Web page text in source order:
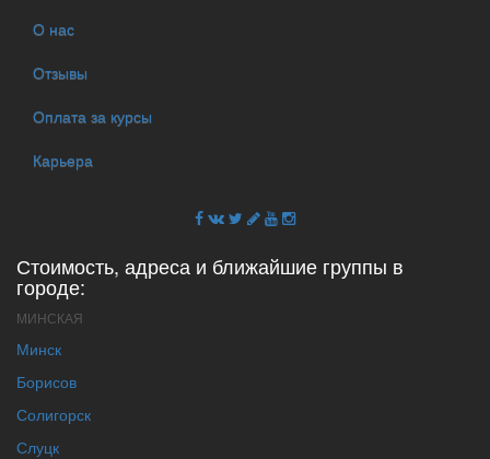
О нас
Отзывы
Оплата за курсы
Карьера
Стоимость, адреса и ближайшие группы в
городе:
МИНСКАЯ
Минск
Борисов
Солигорск
Слуцк